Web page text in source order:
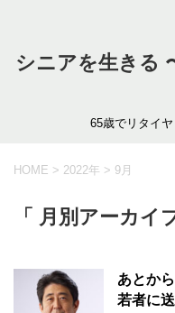
シニアを生きる
65歳でリタイ
HOME > 2022年 > 9月
「 月別アーカイ
あとか
若者に